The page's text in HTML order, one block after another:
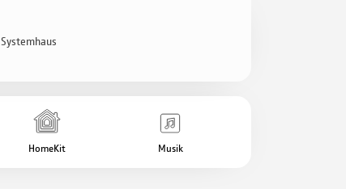
Systemhaus
HomeKit Musik